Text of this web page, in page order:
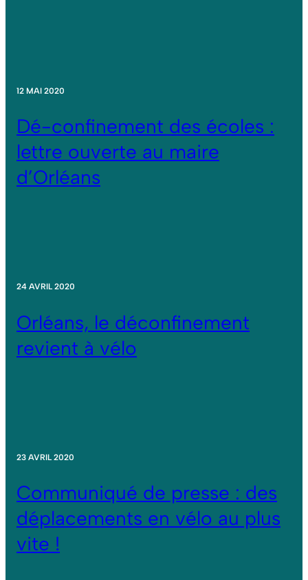
12 MAI 2020
Dé-confinement des écoles :
lettre ouverte au maire
d’Orléans
24 AVRIL 2020
Orléans, le déconfinement
revient à vélo
23 AVRIL 2020
Communiqué de presse : des
déplacements en vélo au plus
vite !